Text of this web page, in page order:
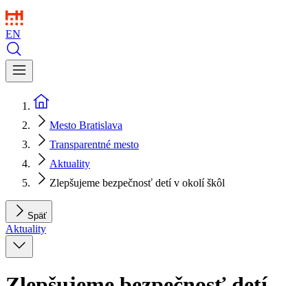
EN
Mesto Bratislava
Transparentné mesto
Aktuality
Zlepšujeme bezpečnosť detí v okolí škôl
Späť
Aktuality